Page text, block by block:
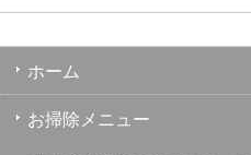
ホーム
お掃除メニュー